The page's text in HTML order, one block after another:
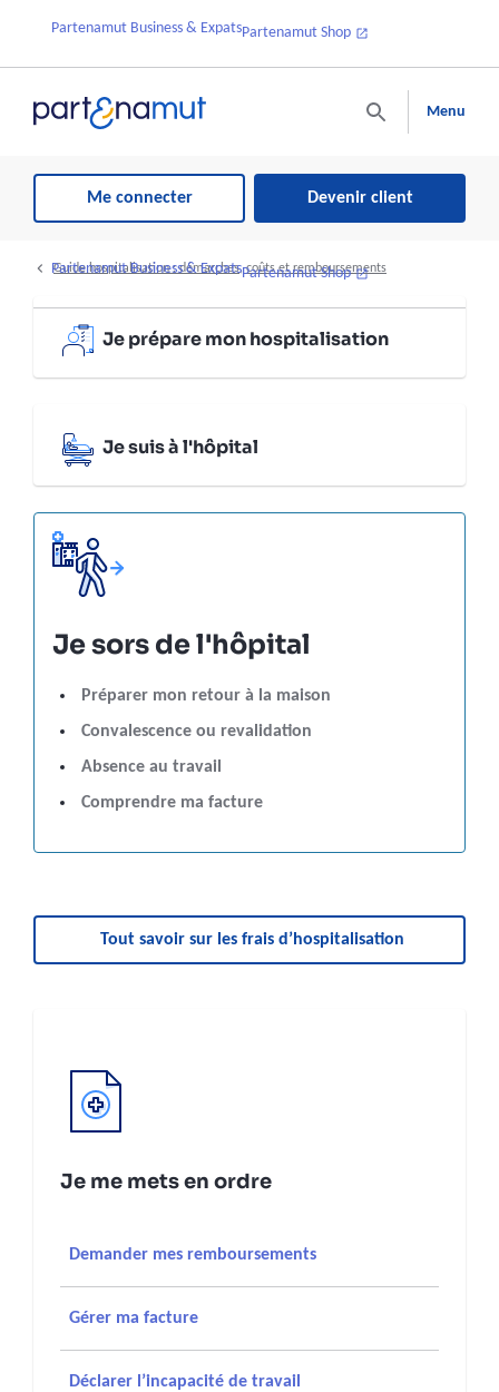
Partenamut Business & ExpatsPartenamut Shop
Menu
Me connecter Devenir client
Partenamut Business & ExpatsPartenamut Shop
Guide hospitalisation : démarches, coûts et remboursements
Je prépare mon hospitalisation
Je suis à l'hôpital
Je sors de l'hôpital
Préparer mon retour à la maison
Convalescence ou revalidation
Absence au travail
Comprendre ma facture
Tout savoir sur les frais d’hospitalisation
Je me mets en ordre
Demander mes remboursements
Gérer ma facture
Déclarer l’incapacité de travail